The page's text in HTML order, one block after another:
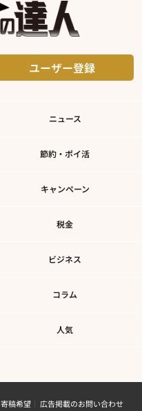
ユーザー登録
ニュース
節約・ポイ活
キャンペーン
税金
ビジネス
コラム
人気
寄稿希望
広告掲載のお問い合わせ